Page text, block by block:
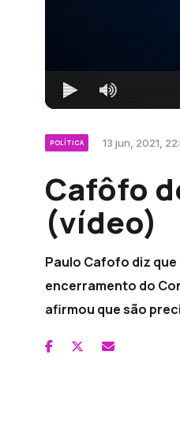
POLÍTICA 13 jun, 2021,
Cafôfo
(vídeo)
Paulo Cafofo diz que
encerramento do
afirmou que são